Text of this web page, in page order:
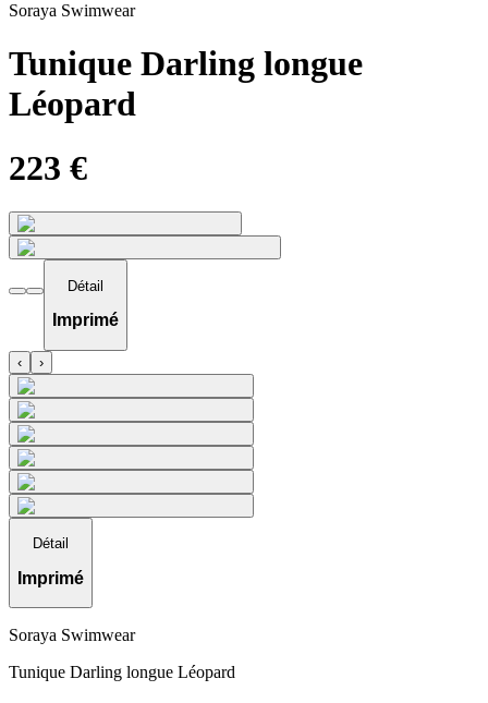
Soraya Swimwear
Tunique Darling longue
Léopard
223 €
Détail
Imprimé
‹ ›
Détail
Imprimé
Soraya Swimwear
Tunique Darling longue Léopard